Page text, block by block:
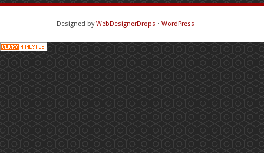
Designed byWebDesignerDrops ⋅ WordPress